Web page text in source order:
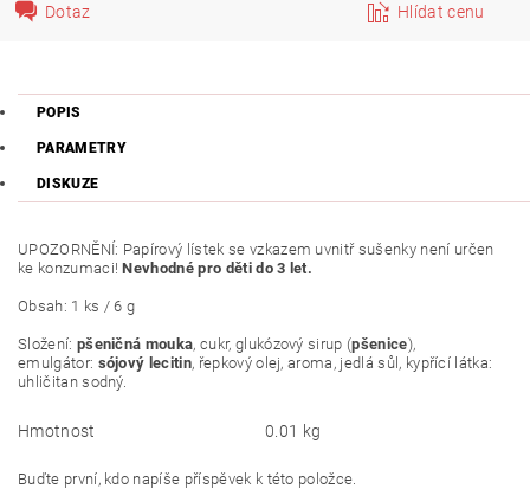
Dotaz Hlídat cenu
POPIS
PARAMETRY
DISKUZE
UPOZORNĚNÍ: Papírový lístek se vzkazem uvnitř sušenky není určen
ke konzumaci! Nevhodné pro děti do 3 let.
Obsah: 1 ks / 6 g
Složení: pšeničná mouka, cukr, glukózový sirup (pšenice),
emulgátor: sójový lecitin, řepkový olej, aroma, jedlá sůl, kypřící látka:
uhličitan sodný.
Hmotnost 0.01 kg
Buďte první, kdo napíše příspěvek k této položce.